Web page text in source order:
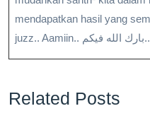
mendapatkan hasil yang
juzz.. Aamiin.. بارك الله فيكم..
Related Posts